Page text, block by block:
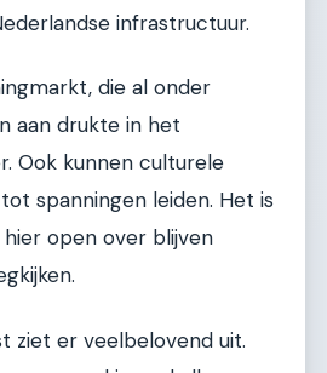
infrastructuur.
die al onder
aan drukte in het
Ook kunnen culturele
spanningen leiden. Het is
open over blijven
ziet er veelbelovend uit.